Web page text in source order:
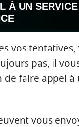
À UN SERVICE
vos
pas, il
de faire appel à
vous